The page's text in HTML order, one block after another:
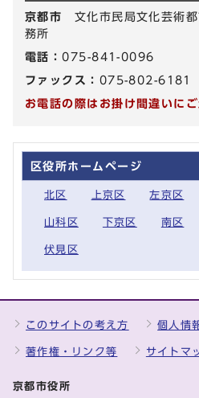
京都市 文化市民局文化芸術
務所
電話：075-841-0096
ファックス： 075-802-6181
お電話の際はお掛け間違いに
区役所ホームページ
北区 上京区 左京区
山科区 下京区 南区
伏見区
このサイトの考え方 個人情
著作権・リンク等 サイトマ
京都市役所